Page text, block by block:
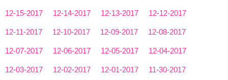
12-15-2017 12-14-2017 12-13-2017 12-12-2017
12-11-2017 12-10-2017 12-09-2017 12-08-2017
12-07-2017 12-06-2017 12-05-2017 12-04-2017
12-03-2017 12-02-2017 12-01-2017 11-30-2017